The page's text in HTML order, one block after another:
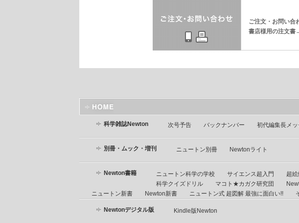
ご注文・お問い合
書店様用の注文書
科学雑誌Newton 次号予告 バックナンバー 初代編集長メッ
別冊・ムック・増刊 ニュートン別冊 Newtonライト
Newton書籍 ニュートン科学の学校 サイエンス超入門 超
科学クイズドリル
マコト★カガク研究団
ニュートン新書
Newton新書 ニュートン式 超図解 最強に面白い!!
Newtonデジタル版 Kindle版Newton